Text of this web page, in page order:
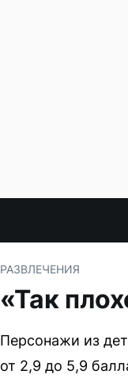
РАЗВЛЕЧЕНИЯ
«Так
Персонажи из
от 2,9 до 5,9